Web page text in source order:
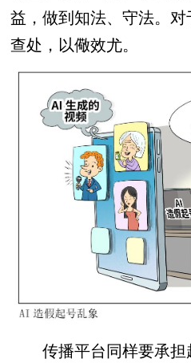
益，做到知法、守法。
查处，以儆效尤。
传播平台同样要承担